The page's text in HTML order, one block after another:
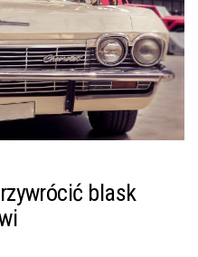
blask